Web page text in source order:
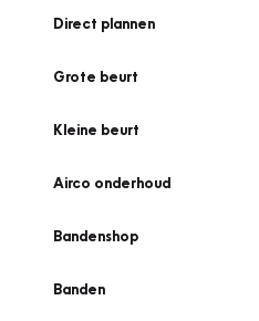
Direct plannen
Grote beurt
Kleine beurt
Airco onderhoud
Bandenshop
Banden